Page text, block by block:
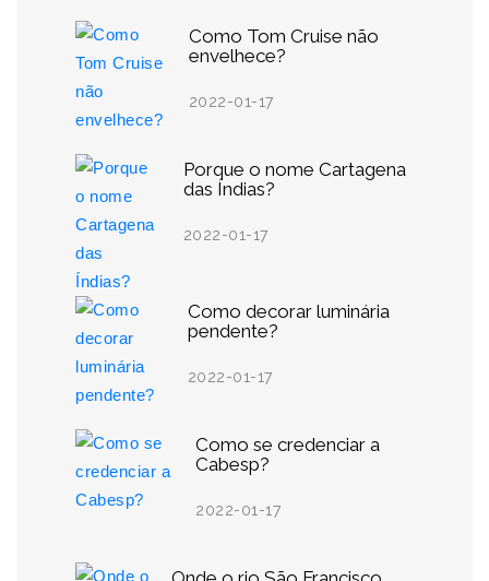
Como Tom Cruise não
envelhece?
2022-01-17
Porque o nome Cartagena
das Índias?
2022-01-17
Como decorar luminária
pendente?
2022-01-17
Como se credenciar a
Cabesp?
2022-01-17